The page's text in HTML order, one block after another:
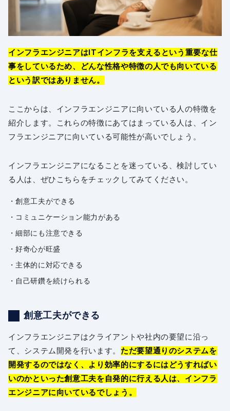
インフラエンジニアはITインフラを支えるという重要な仕
事をしているため、どんな性格や特徴の人でも向いている
という訳ではありません。
ここからは、インフラエンジニアに向いている人の特徴を
紹介します。これらの特徴にあてはまっている人は、イン
フラエンジニアに向いている可能性が高いでしょう。
インフラエンジニアになることを迷っている、検討してい
る人は、ぜひこちらをチェックしてみてください。
創意工夫ができる
コミュニケーション能力がある
細部にも注意できる
好奇心が旺盛
主体的に対応できる
自己研鑽を続けられる
創意工夫ができる
インフラエンジニアはクライアントや社内の要望に沿っ
て、システム開発を行います。 ただ要望通りのシステムを
開発するのではなく、より効率的にするにはどうすればい
いのかといった創意工夫を自発的に行える人は、インフラ
エンジニアに向いているでしょう。